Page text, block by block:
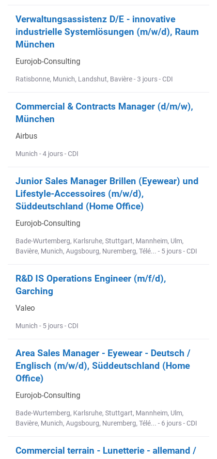
Verwaltungsassistenz D/E - innovative
industrielle Systemlösungen (m/w/d), Raum
München
Eurojob-Consulting
Ratisbonne, Munich, Landshut, Bavière - 3 jours - CDI
Commercial & Contracts Manager (d/m/w),
München
Airbus
Munich - 4 jours - CDI
Junior Sales Manager Brillen (Eyewear) und
Lifestyle-Accessoires (m/w/d),
Süddeutschland (Home Office)
Eurojob-Consulting
Bade-Wurtemberg, Karlsruhe, Stuttgart, Mannheim, Ulm,
Bavière, Munich, Augsbourg, Nuremberg, Télé... - 5 jours - CDI
R&D IS Operations Engineer (m/f/d),
Garching
Valeo
Munich - 5 jours - CDI
Area Sales Manager - Eyewear - Deutsch /
Englisch (m/w/d), Süddeutschland (Home
Office)
Eurojob-Consulting
Bade-Wurtemberg, Karlsruhe, Stuttgart, Mannheim, Ulm,
Bavière, Munich, Augsbourg, Nuremberg, Télé... - 6 jours - CDI
Commercial terrain - Lunetterie - allemand /